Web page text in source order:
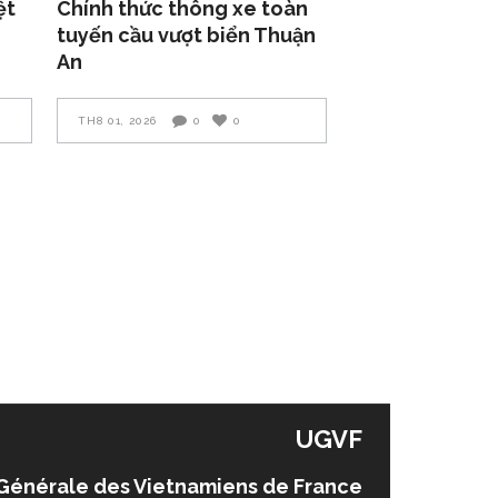
Chính thức thông xe toàn
tuyến cầu vượt biển Thuận
An
TH8 01, 2026 0 0
UGVF
des Vietnamiens de France